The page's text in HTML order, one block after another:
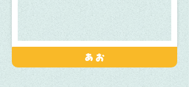
あお